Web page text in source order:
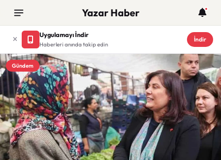
Yazar Haber
Uygulamayı İndir
Haberleri anında takip edin
İndir
Gündem